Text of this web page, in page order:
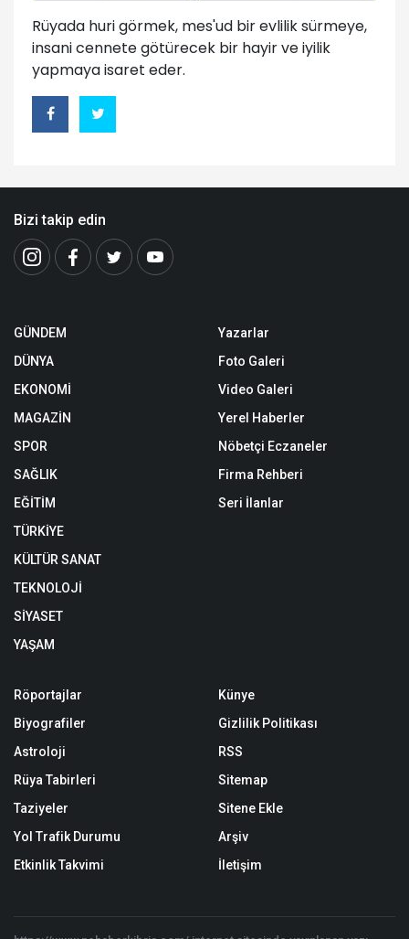
Rüyada huri görmek, mes'ud bir evlilik sürmeye,
insani cennete götürecek bir hayir ve iyilik
yapmaya isaret eder.
Bizi takip edin
GÜNDEM
DÜNYA
EKONOMİ
MAGAZİN
SPOR
SAĞLIK
EĞİTİM
TÜRKİYE
KÜLTÜR SANAT
TEKNOLOJİ
SİYASET
YAŞAM
Yazarlar
Foto Galeri
Video Galeri
Yerel Haberler
Nöbetçi Eczaneler
Firma Rehberi
Seri İlanlar
Röportajlar
Biyografiler
Astroloji
Rüya Tabirleri
Taziyeler
Yol Trafik Durumu
Etkinlik Takvimi
Künye
Gizlilik Politikası
RSS
Sitemap
Sitene Ekle
Arşiv
İletişim